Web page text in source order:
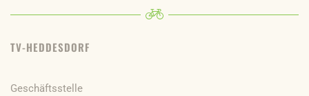
TV-HEDDESDORF
Geschäftsstelle